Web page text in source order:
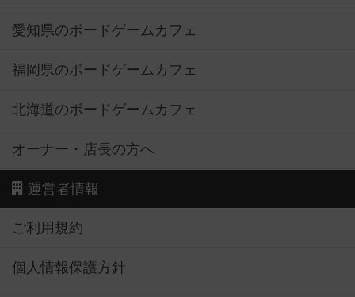
愛知県のボードゲームカフェ
福岡県のボードゲームカフェ
北海道のボードゲームカフェ
オーナー・店長の方へ
運営者情報
ご利用規約
個人情報保護方針